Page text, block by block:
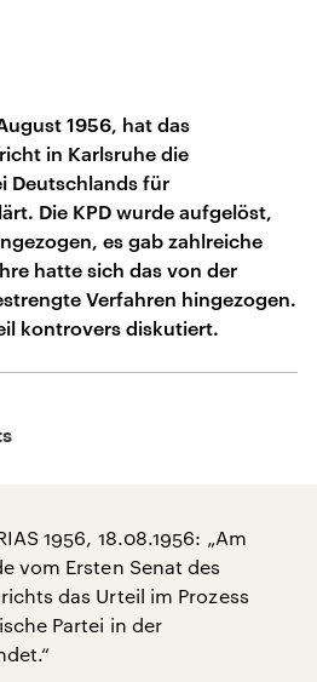
1956, hat das
in Karlsruhe die
Deutschlands für
Die KPD wurde aufgelöst,
es gab zahlreiche
hatte sich das von der
Verfahren hingezogen.
kontrovers diskutiert.
1956, 18.08.1956: „Am
vom Ersten Senat des
das Urteil im Prozess
Partei in der